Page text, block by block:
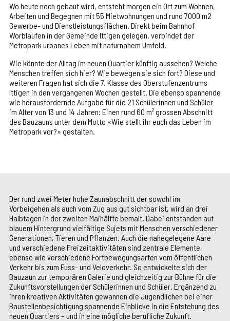
Wo heute noch gebaut wird, entsteht morgen ein Ort zum Wohnen,
Arbeiten und Begegnen mit 55 Mietwohnungen und rund 7000 m2
Gewerbe- und Dienstleistungsflächen. Direkt beim Bahnhof
Worblaufen in der Gemeinde Ittigen gelegen, verbindet der
Metropark urbanes Leben mit naturnahem Umfeld.
Wie könnte der Alltag im neuen Quartier künftig aussehen? Welche
Menschen treffen sich hier? Wie bewegen sie sich fort? Diese und
weiteren Fragen hat sich die 7. Klasse des Oberstufenzentrums
Ittigen in den vergangenen Wochen gestellt. Die ebenso spannende
wie herausfordernde Aufgabe für die 21 Schülerinnen und Schüler
im Alter von 13 und 14 Jahren: Einen rund 60 m² grossen Abschnitt
des Bauzauns unter dem Motto «Wie stellt ihr euch das Leben im
Metropark vor?» gestalten.
Der rund zwei Meter hohe Zaunabschnitt der sowohl im
Vorbeigehen als auch vom Zug aus gut sichtbar ist, wird an drei
Halbtagen in der zweiten Maihälfte bemalt. Dabei entstanden auf
blauem Hintergrund vielfältige Sujets mit Menschen verschiedener
Generationen, Tieren und Pflanzen. Auch die nahegelegene Aare
und verschiedene Freizeitaktivitäten sind zentrale Elemente,
ebenso wie verschiedene Fortbewegungsarten vom öffentlichen
Verkehr bis zum Fuss- und Veloverkehr. So entwickelte sich der
Bauzaun zur temporären Galerie und gleichzeitig zur Bühne für die
Zukunftsvorstellungen der Schülerinnen und Schüler. Ergänzend zu
ihren kreativen Aktivitäten gewannen die Jugendlichen bei einer
Baustellenbesichtigung spannende Einblicke in die Entstehung des
neuen Quartiers – und in eine mögliche berufliche Zukunft.